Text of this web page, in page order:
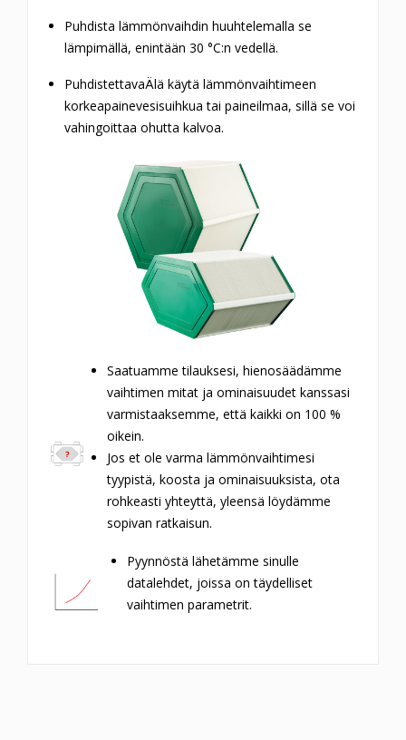
Puhdista lämmönvaihdin huuhtelemalla se
lämpimällä, enintään 30 °C:n vedellä.
PuhdistettavaÄlä käytä lämmönvaihtimeen
korkeapainevesisuihkua tai paineilmaa, sillä se voi
vahingoittaa ohutta kalvoa.
Saatuamme tilauksesi, hienosäädämme
vaihtimen mitat ja ominaisuudet kanssasi
varmistaaksemme, että kaikki on 100 %
oikein.
Jos et ole varma lämmönvaihtimesi
tyypistä, koosta ja ominaisuuksista, ota
rohkeasti yhteyttä, yleensä löydämme
sopivan ratkaisun.
Pyynnöstä lähetämme sinulle
datalehdet, joissa on täydelliset
vaihtimen parametrit.